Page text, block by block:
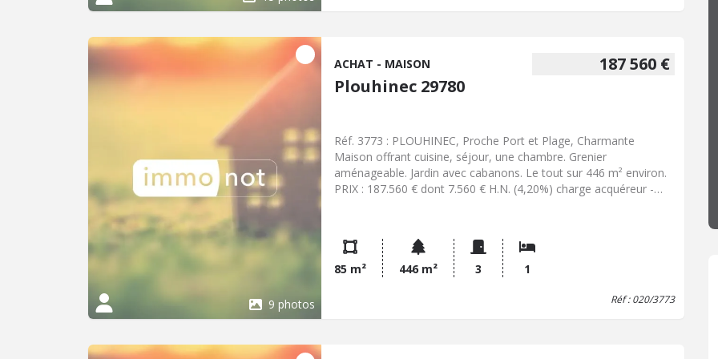
9 photos
187 560 €
ACHAT - MAISON
Plouhinec 29780
Réf. 3773 : PLOUHINEC, Proche Port et Plage, Charmante
Maison offrant cuisine, séjour, une chambre. Grenier
aménageable. Jardin avec cabanons. Le tout sur 446 m² environ.
PRIX : 187.560 € dont 7.560 € H.N. (4,20%) charge acquéreur -
2280 € (base 2021)
85 m² 446 m² 3 1
Réf : 020/3773